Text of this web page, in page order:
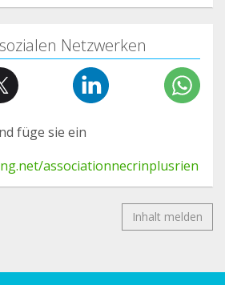
Netzwerken
füge sie ein
associationnecrinplusrien
Inhalt melden